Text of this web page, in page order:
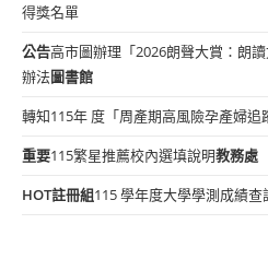
得獎名單
公告高市圖辦理「2026朗聲大賞：朗
辦法圖書館
轉知115年 度「周產期高風險孕產婦追
重要115繁星推薦校內選填說明教務處
HOT註冊組115 學年度大學學測成績查